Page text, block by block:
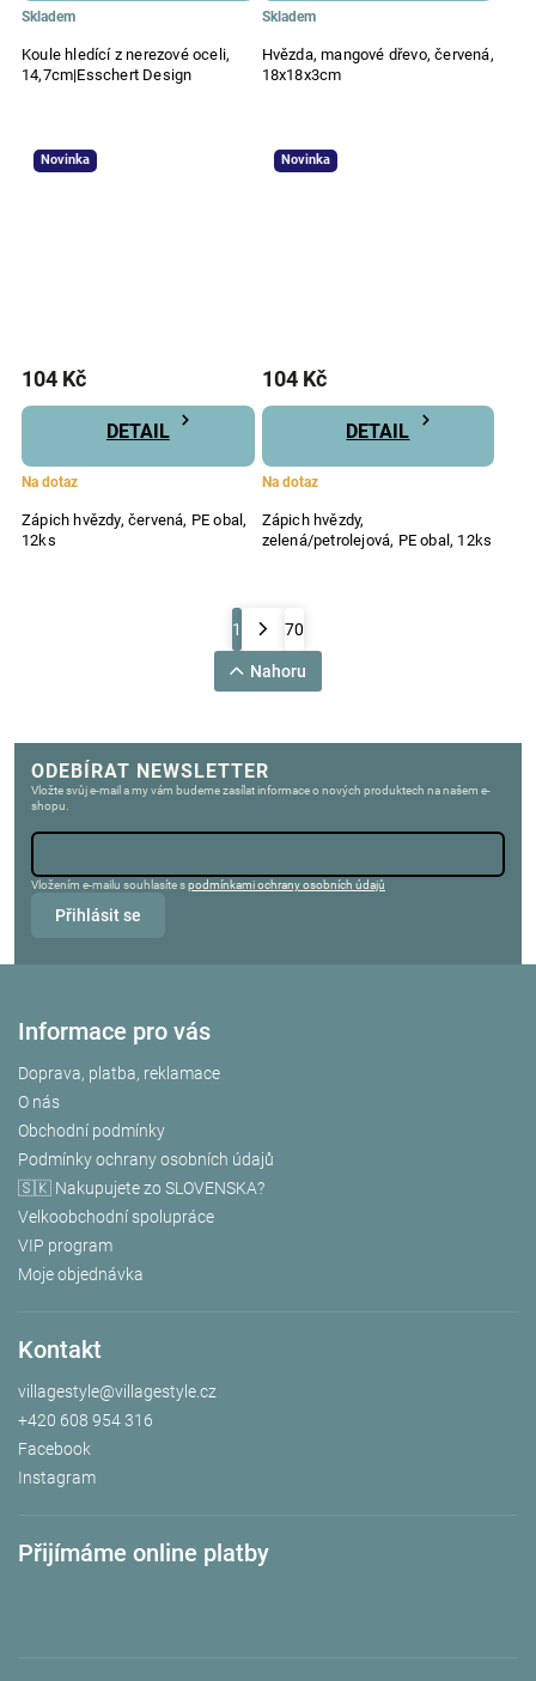
Koule hledící z nerezové oceli,
14,7cm|Esschert Design
Skladem
Hvězda, mangové dřevo, červená,
18x18x3cm
Skladem
Novinka
Zápich hvězdy, červená, PE obal,
12ks
Na dotaz
104 Kč
DETAIL
Novinka
Zápich hvězdy,
zelená/petrolejová, PE obal, 12ks
Na dotaz
104 Kč
DETAIL
1 70
Nahoru
ODEBÍRAT NEWSLETTER
Vložte svůj e-mail a my vám budeme zasílat informace o nových produktech na našem e-
shopu.
Vložením e-mailu souhlasíte spodmínkami ochrany osobních údajů
Přihlásit se
Informace pro vás
Doprava, platba, reklamace
O nás
Obchodní podmínky
Podmínky ochrany osobních údajů
🇸🇰 Nakupujete zo SLOVENSKA?
Velkoobchodní spolupráce
VIP program
Moje objednávka
Kontakt
villagestyle@villagestyle.cz
+420 608 954 316
Facebook
Instagram
Přijímáme online platby